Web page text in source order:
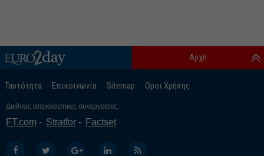
Ταυτότητα Επικοινωνία Sitemap Οροι Χρήσης
Αρχή
Διεθνείς αποκλειστικές συνεργασίες:
FT.com Stratfor Factset